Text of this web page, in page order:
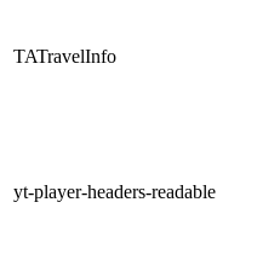
TATravelInfo
yt-player-headers-readable